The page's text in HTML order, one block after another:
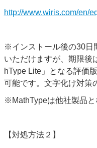
http://www.wiris.com/en/
※インストール後の30日
いただけますが、期限後
hType Lite」となる評価
可能です。文字化け対策
※MathTypeは他社製品と
【対処方法２】